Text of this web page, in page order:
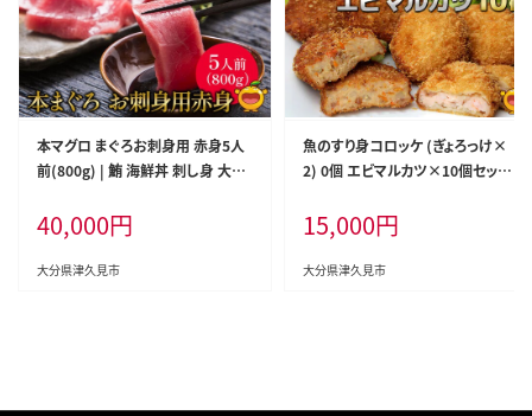
本マグロ まぐろお刺身用 赤身5人
前(800g) | 鮪 海鮮丼 刺し身 大分
40,000円
大分県津久見市
魚のすり身コロッケ (ぎょろっけ×
2) 0個 エビマルカツ×10個セット |
見市 国産
15,000円
大分県津久見市